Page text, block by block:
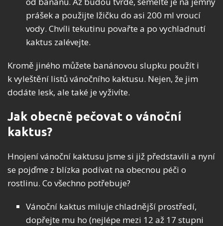
prášek a použijte lžičku do asi 200 ml vroucí
vody. Chvíli tekutinu povařte a po vychladnutí
kaktus zalévejte.
Kromě jiného můžete banánovou slupku použít i
k vyleštění listů vánočního kaktusu. Nejen, že jim
dodáte lesk, ale také je vyživíte.
Jak obecně pečovat o vánoční
kaktus?
Hnojení vánoční kaktusu jsme si již představili a nyní
se pojďme z blízka podívat na obecnou péči o
rostlinu. Co všechno potřebuje?
Vánoční kaktus miluje chladnější prostředí,
dopřejte mu ho (nejlépe mezi 12 až 17 stupni